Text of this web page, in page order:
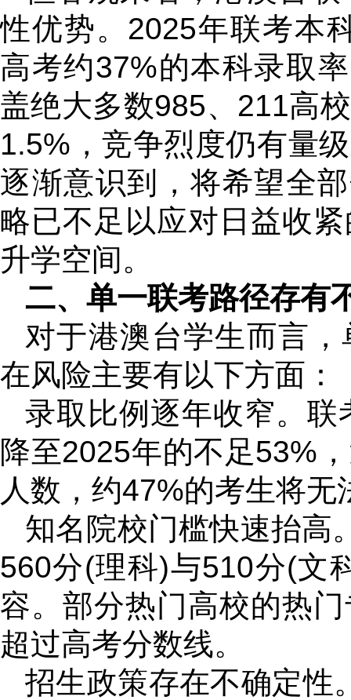
性优势。2025年联考本
高考约37%的本科录取
盖绝大多数985、211高
1.5%，竞争烈度仍有量
逐渐意识到，将希望全
略已不足以应对日益收
升学空间。
二、单一联考路径存有
对于港澳台学生而言
在风险主要有以下方面：
录取比例逐年收窄。
降至2025年的不足53%
人数，约47%的考生将
知名院校门槛快速抬高
560分(理科)与510分(文
容。部分热门高校的热
超过高考分数线。
招生政策存在不确定性